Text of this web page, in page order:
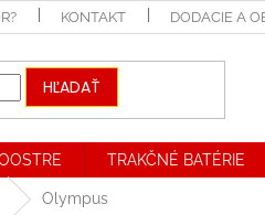
KONTAKT DODACIE A
HĽADAŤ
TRAKČNÉ BATÉRIE
Olympus